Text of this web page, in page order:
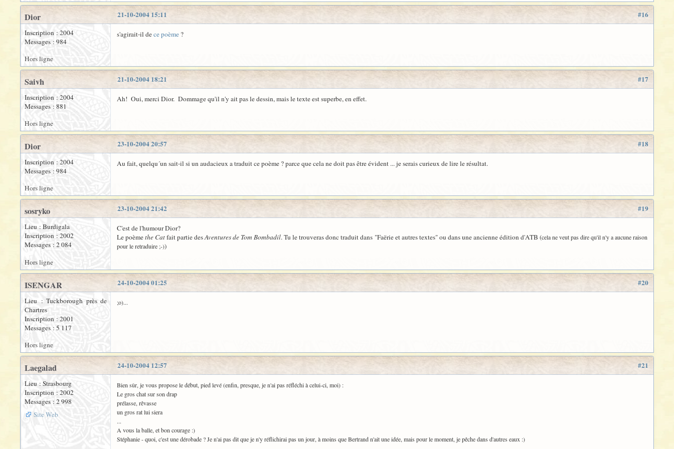
#16
21-10-2004 15:11
Dior
Inscription : 2004
Messages : 984
s'agirait-il dece poème ?
Hors ligne
#17
21-10-2004 18:21
Saivh
Inscription : 2004
Messages : 881
Ah! Oui, merci Dior. Dommage qu'il n'y ait pas le dessin, mais le texte est superbe, en effet.
Hors ligne
#18
23-10-2004 20:57
Dior
Inscription : 2004
Messages : 984
Au fait, quelqu´un sait-il si un audacieux a traduit ce poème ? parce que cela ne doit pas être évident ... je serais curieux de lire le résultat.
Hors ligne
#19
23-10-2004 21:42
sosryko
Lieu : Burdigala
Inscription : 2002
Messages : 2 084
C'est de l'humour Dior?
Le poèmethe Catfait partie desAventures de Tom Bombadil. Tu le trouveras donc traduit dans "Faërie et autres textes" ou dans une ancienne édition d'ATB (cela ne veut pas dire qu'il n'y a aucune raison
pour le retraduire ;-))
Hors ligne
#20
24-10-2004 01:25
ISENGAR
Lieu : Tuckborough près de
Chartres
Inscription : 2001
Messages : 5 117
;o)...
Hors ligne
#21
24-10-2004 12:57
Laegalad
Lieu : Strasbourg
Inscription : 2002
Messages : 2 998
Site Web
Bien sûr, je vous propose le début, pied levé (enfin, presque, je n'ai pas réfléchi à celui-ci, moi) :
Le gros chat sur son drap
prélasse, rêvasse
un gros rat lui siera
...
A vous la balle, et bon courage :)
Stéphanie - quoi, c'est une dérobade ? Je n'ai pas dit que je n'y réflichirai pas un jour, à moins que Bertrand n'ait une idée, mais pour le moment, je pêche dans d'autres eaux :)